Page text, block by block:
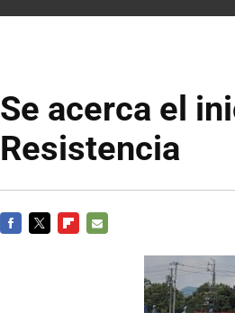
Se acerca el
Resistencia